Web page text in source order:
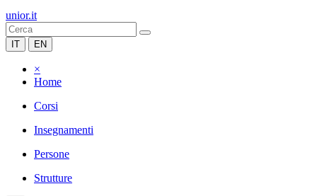
unior.it
IT EN
×
Home
Corsi
Insegnamenti
Persone
Strutture